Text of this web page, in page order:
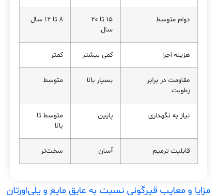
دوام متوسط
15 تا 20
سال
8 تا 12 سال
هزینه اجرا کمی بیشتر کمتر
مقاومت در برابر
رطوبت
بسیار بالا متوسط
نیاز به نگهداری پایین
متوسط تا
بالا
قابلیت ترمیم آسان سخت‌تر
مزایا و معایب قیرگونی نسبت به عایق مایع و پلی‌اورتان